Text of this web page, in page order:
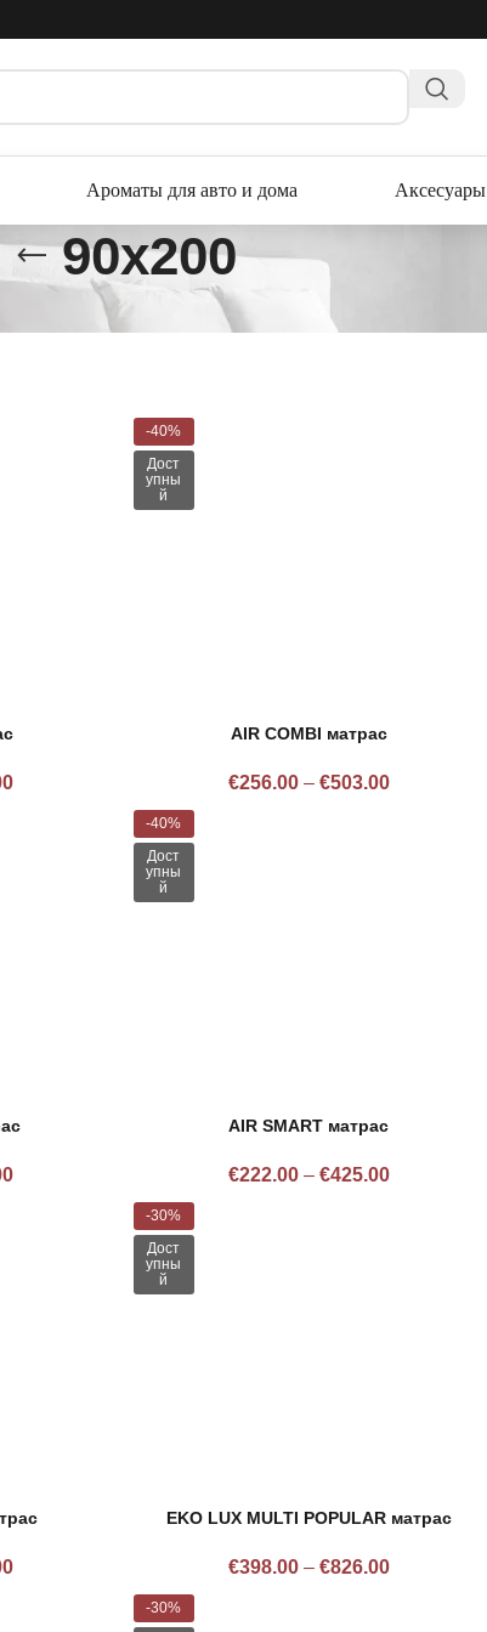
Ароматы для авто и дома Аксесуары
90x200
collection матрасы
-40%
Дост
упны
й
AIR COMBI матрас
€256.00 – €503.00
-40%
Дост
упны
й
AIR SMART матрас
€222.00 – €425.00
-30%
Дост
упны
й
EKO LUX MULTI POPULAR матрас
€398.00 – €826.00
-30%